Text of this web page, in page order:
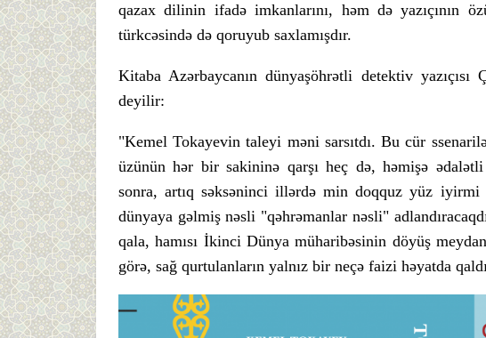
qazax dilinin ifadə imkanlarını, həm də yazıçının
türkcəsində də qoruyub saxlamışdır.
Kitaba Azərbaycanın dünyaşöhrətli detektiv
deyilir:
"Kemel Tokayevin taleyi məni sarsıtdı. Bu cür
üzünün hər bir sakininə qarşı heç də, həmişə
sonra, artıq səksəninci illərdə min doqquz yüz
dünyaya gəlmiş nəsli "qəhrəmanlar nəsli"
qala, hamısı İkinci Dünya müharibəsinin döyüş
görə, sağ qurtulanların yalnız bir neçə faizi həyatda